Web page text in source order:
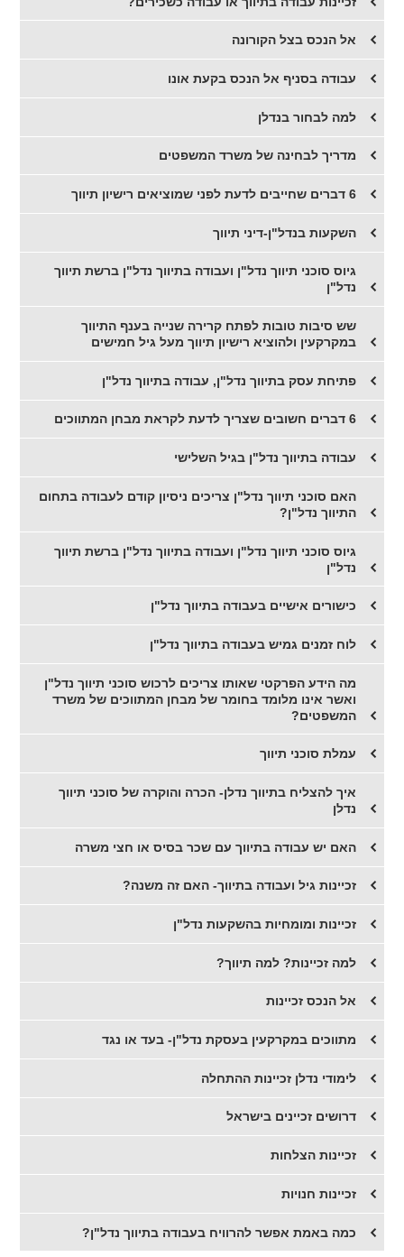
אל הנכס בצל הקורונה
עבודה בסניף אל הנכס בקעת אונו
למה לבחור בנדלן
מדריך לבחינה של משרד המשפטים
6 דברים שחייבים לדעת לפני שמוציאים רישיון תיווך
השקעות בנדל"ן-דיני תיווך
גיוס סוכני תיווך נדל"ן ועבודה בתיווך נדל"ן ברשת תיווך
נדל"ן
שש סיבות טובות לפתח קרירה שנייה בענף התיווך
במקרקעין ולהוציא רישיון תיווך מעל גיל חמישים
פתיחת עסק בתיווך נדל"ן, עבודה בתיווך נדל"ן
6 דברים חשובים שצריך לדעת לקראת מבחן המתווכים
עבודה בתיווך נדל"ן בגיל השלישי
האם סוכני תיווך נדל"ן צריכים ניסיון קודם לעבודה בתחום
התיווך נדל"ן?
גיוס סוכני תיווך נדל"ן ועבודה בתיווך נדל"ן ברשת תיווך
נדל"ן
כישורים אישיים בעבודה בתיווך נדל"ן
לוח זמנים גמיש בעבודה בתיווך נדל"ן
מה הידע הפרקטי שאותו צריכים לרכוש סוכני תיווך נדל"ן
ואשר אינו מלומד בחומר של מבחן המתווכים של משרד
המשפטים?
עמלת סוכני תיווך
​איך להצליח בתיווך נדלן- הכרה והוקרה של סוכני תיווך
נדלן
האם יש עבודה בתיווך עם שכר בסיס או חצי משרה
זכיינות גיל ועבודה בתיווך- האם זה משנה?
זכיינות ומומחיות בהשקעות נדל"ן
למה זכיינות? למה תיווך?
אל הנכס זכיינות
מתווכים במקרקעין בעסקת נדל"ן- בעד או נגד
לימודי נדלן זכיינות ההתחלה
דרושים זכיינים בישראל
זכיינות הצלחות
זכיינות חנויות
כמה באמת אפשר להרוויח בעבודה בתיווך נדל"ן?